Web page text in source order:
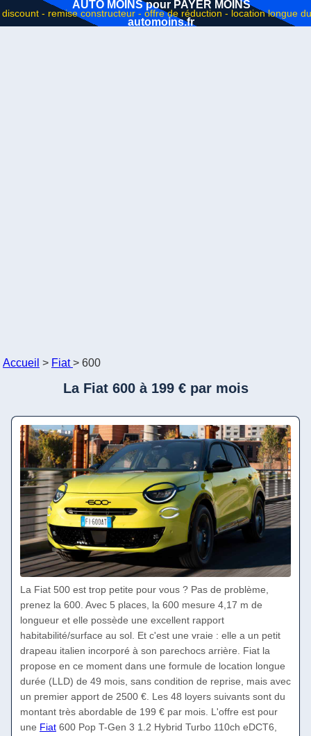
AUTO MOINS pour PAYER MOINS
automoins.fr
Accueil > Fiat> 600
La Fiat 600 à 199 € par mois
La Fiat 500 est trop petite pour vous ? Pas de problème,
prenez la 600. Avec 5 places, la 600 mesure 4,17 m de
longueur et elle possède une excellent rapport
habitabilité/surface au sol. Et c'est une vraie : elle a un petit
drapeau italien incorporé à son parechocs arrière. Fiat la
propose en ce moment dans une formule de location longue
durée (LLD) de 49 mois, sans condition de reprise, mais avec
un premier apport de 2500 €. Les 48 loyers suivants sont du
montant très abordable de 199 € par mois. L'offre est pour
une Fiat 600 Pop T-Gen 3 1.2 Hybrid Turbo 110ch eDCT6,